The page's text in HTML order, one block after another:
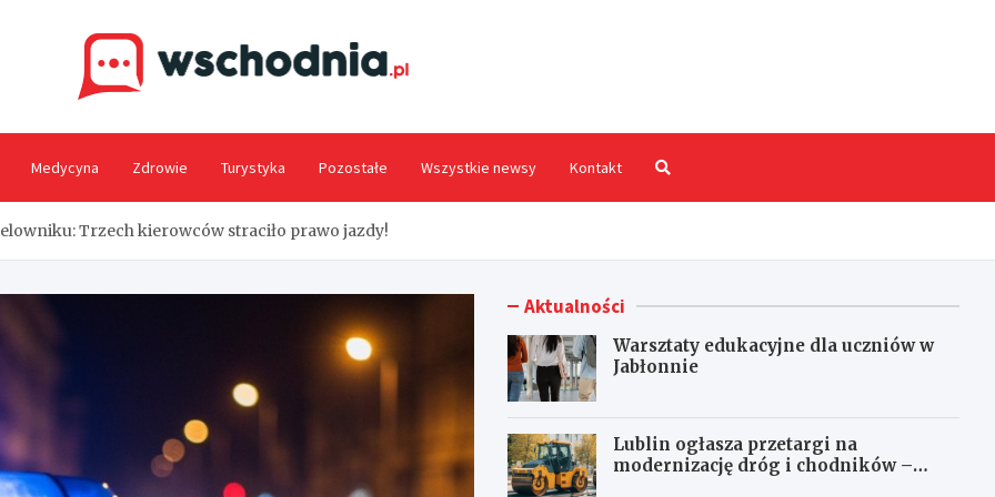
Medycyna Zdrowie Turystyka Pozostałe Wszystkie newsy Kontakt
Trzech kierowców straciło prawo jazdy!
Aktualności
Warsztaty edukacyjne dla uczniów w
Jabłonnie
Lublin ogłasza przetargi na
modernizację dróg i chodników –